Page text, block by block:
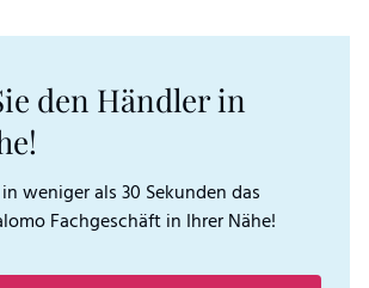
den Händler in
weniger als 30 Sekunden das
Fachgeschäft in Ihrer Nähe!